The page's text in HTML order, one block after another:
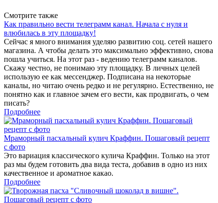
Смотрите также
Как правильно вести телеграмм канал. Начала с нуля и
влюбилась в эту площадку!
Сейчас я много внимания уделяю развитию соц. сетей нашего
магазина. А чтобы делать это максимально эффективно, снова
пошла учиться. На этот раз - ведению телеграмм каналов.
Скажу честно, не понимаю эту площадку. В личных целей
использую ее как мессенджер. Подписана на некоторые
каналы, но читаю очень редко и не регулярно. Естественно, не
понятно как и главное зачем его вести, как продвигать, о чем
писать?
Подробнее
Мраморный пасхальный кулич Краффин. Пошаговый рецепт
с фото
Это вариация классического кулича Краффин. Только на этот
раз мы будем готовить два вида теста, добавив в одно из них
качественное и ароматное какао.
Подробнее